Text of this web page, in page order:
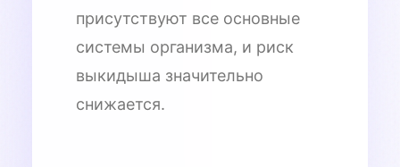
присутствуют все основные
системы организма, и риск
выкидыша значительно
снижается.